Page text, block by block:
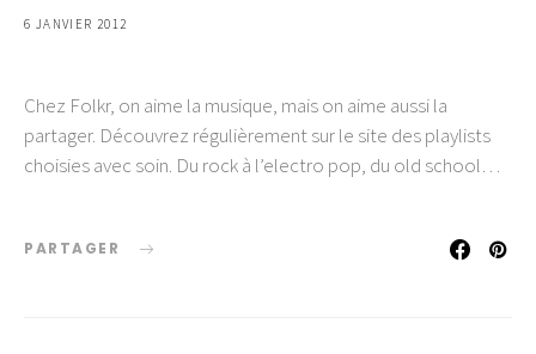
6 JANVIER 2012
Chez Folkr, on aime la musique, mais on aime aussi la
partager. Découvrez régulièrement sur le site des playlists
choisies avec soin. Du rock à l’electro pop, du old school…
PARTAGER